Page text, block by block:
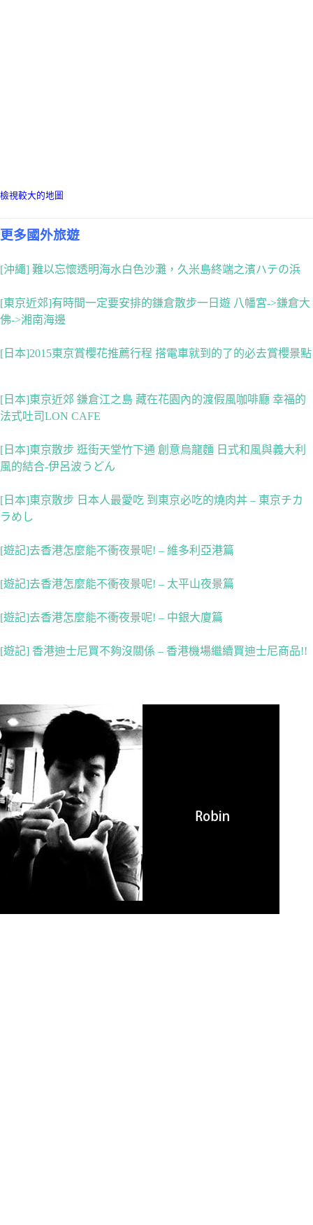
檢視較大的地圖
更多國外旅遊
[沖繩] 難以忘懷透明海水白色沙灘，久米島終端之濱ハテの浜
[東京近郊]有時間一定要安排的鎌倉散步一日遊 八幡宮->鎌倉大
佛->湘南海邊
[日本]2015東京賞櫻花推薦行程 搭電車就到的了的必去賞櫻景點
[日本]東京近郊 鎌倉江之島 藏在花園內的渡假風咖啡廳 幸福的
法式吐司LON CAFE
[日本]東京散步 逛街天堂竹下通 創意烏龍麵 日式和風與義大利
風的結合-伊呂波うどん
[日本]東京散步 日本人最愛吃 到東京必吃的燒肉丼 – 東京チカ
ラめし
[遊記]去香港怎麼能不衝夜景呢! – 維多利亞港篇
[遊記]去香港怎麼能不衝夜景呢! – 太平山夜景篇
[遊記]去香港怎麼能不衝夜景呢! – 中銀大廈篇
[遊記] 香港迪士尼買不夠沒關係 – 香港機場繼續買迪士尼商品!!